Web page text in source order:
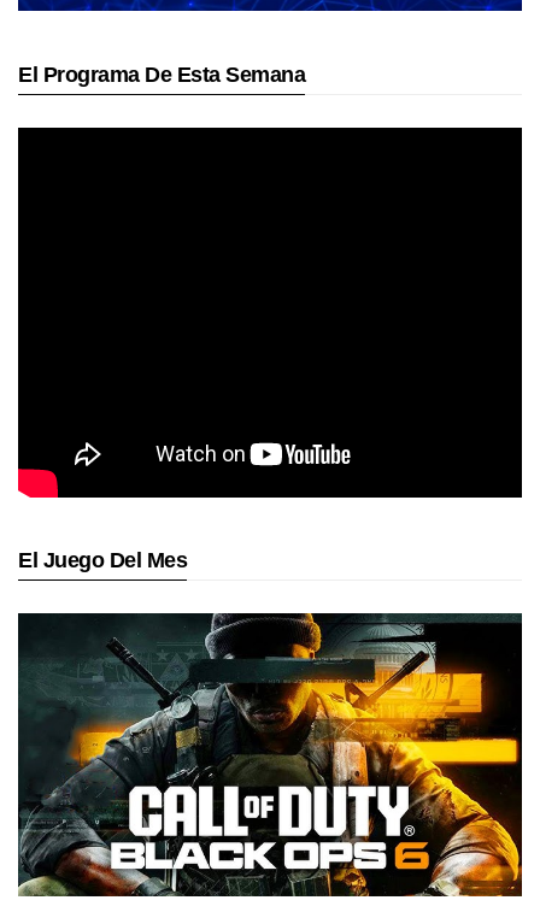
El Programa De Esta Semana
El Juego Del Mes